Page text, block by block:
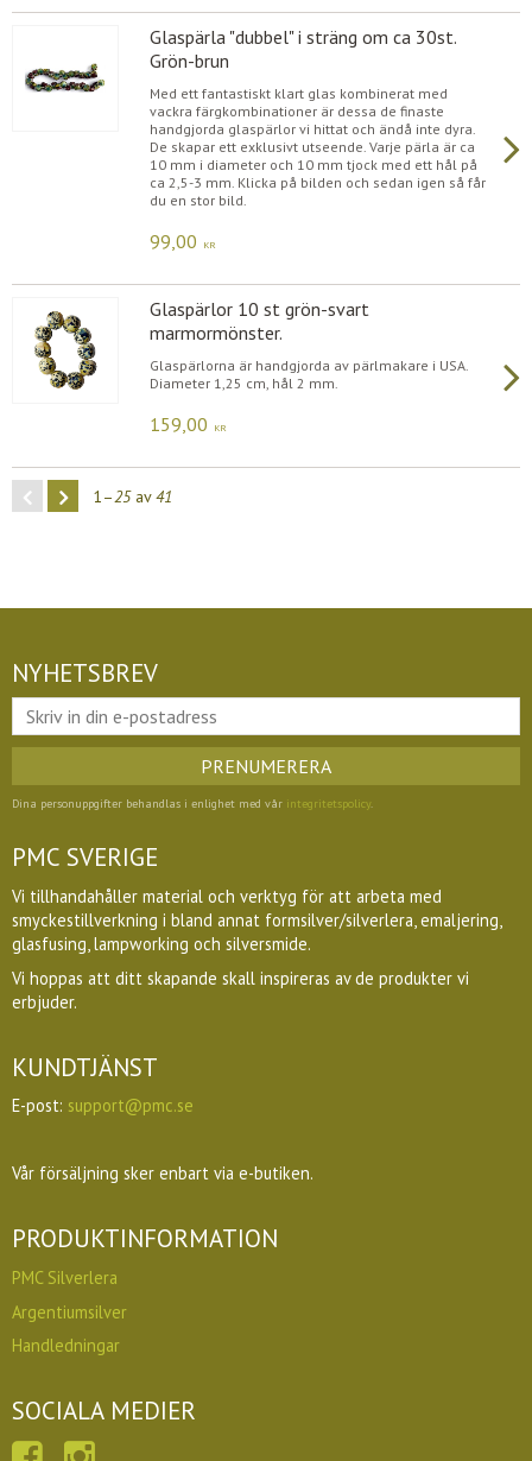
Glaspärla "dubbel" i sträng om ca 30st.
Grön-brun
Med ett fantastiskt klart glas kombinerat med
vackra färgkombinationer är dessa de finaste
handgjorda glaspärlor vi hittat och ändå inte dyra.
De skapar ett exklusivt utseende. Varje pärla är ca
10 mm i diameter och 10 mm tjock med ett hål på
ca 2,5-3 mm. Klicka på bilden och sedan igen så får
du en stor bild.
99,00 KR
Glaspärlor 10 st grön-svart
marmormönster.
Glaspärlorna är handgjorda av pärlmakare i USA.
Diameter 1,25 cm, hål 2 mm.
159,00 KR
1–25av41
NYHETSBREV
PRENUMERERA
Dina personuppgifter behandlas i enlighet med vår integritetspolicy.
PMC SVERIGE
Vi tillhandahåller material och verktyg för att arbeta med
smyckestillverkning i bland annat formsilver/silverlera, emaljering,
glasfusing, lampworking och silversmide.
Vi hoppas att ditt skapande skall inspireras av de produkter vi
erbjuder.
KUNDTJÄNST
E-post: support@pmc.se
Vår försäljning sker enbart via e-butiken.
PRODUKTINFORMATION
PMC Silverlera
Argentiumsilver
Handledningar
SOCIALA MEDIER